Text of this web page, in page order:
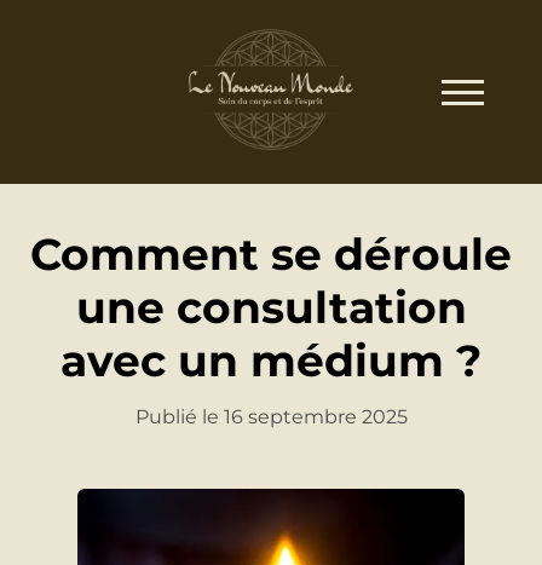
Comment se déroule
une consultation
avec un médium ?
Publié le 16 septembre 2025